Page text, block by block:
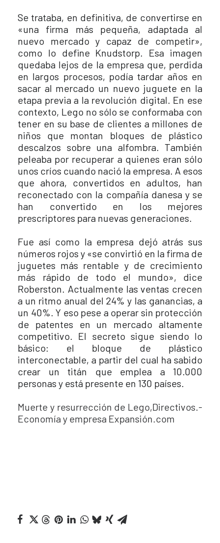
Se trataba, en definitiva, de convertirse en
«una firma más pequeña, adaptada al
nuevo mercado y capaz de competir»,
como lo define Knudstorp. Esa imagen
quedaba lejos de la empresa que, perdida
en largos procesos, podía tardar años en
sacar al mercado un nuevo juguete en la
etapa previa a la revolución digital. En ese
contexto, Lego no sólo se conformaba con
tener en su base de clientes a millones de
niños que montan bloques de plástico
descalzos sobre una alfombra. También
peleaba por recuperar a quienes eran sólo
unos críos cuando nació la empresa. A esos
que ahora, convertidos en adultos, han
reconectado con la compañía danesa y se
han convertido en los mejores
prescriptores para nuevas generaciones.
Fue así como la empresa dejó atrás sus
números rojos y «se convirtió en la firma de
juguetes más rentable y de crecimiento
más rápido de todo el mundo», dice
Roberston. Actualmente las ventas crecen
a un ritmo anual del 24% y las ganancias, a
un 40%. Y eso pese a operar sin protección
de patentes en un mercado altamente
competitivo. El secreto sigue siendo lo
básico: el bloque de plástico
interconectable, a partir del cual ha sabido
crear un titán que emplea a 10.000
personas y está presente en 130 países.
Muerte y resurrección de Lego,Directivos.-
Economía y empresa Expansión.com